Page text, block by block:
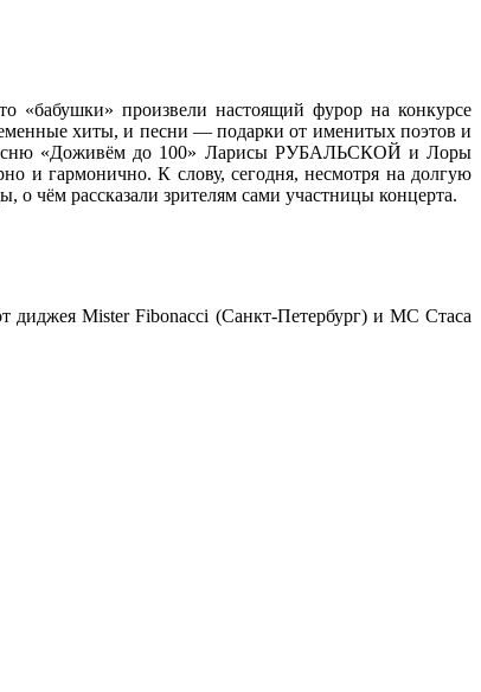
«бабушки» произвели настоящий фурор на конкурсе
хиты, и песни — подарки от именитых поэтов и
песню «Доживём до 100» Ларисы РУБАЛЬСКОЙ и Лоры
и гармонично. К слову, сегодня, несмотря на долгую
о чём рассказали зрителям сами участницы концерта.
диджея Mister Fibonacci (Санкт-Петербург) и МС Стаса